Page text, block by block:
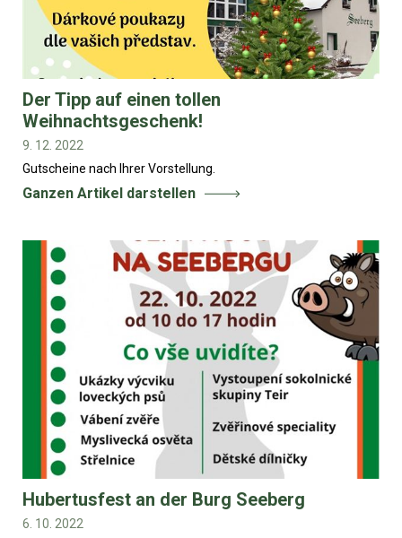
Der Tipp auf einen tollen
Weihnachtsgeschenk!
9. 12. 2022
Gutscheine nach Ihrer Vorstellung.
Ganzen Artikel darstellen
Hubertusfest an der Burg Seeberg
6. 10. 2022